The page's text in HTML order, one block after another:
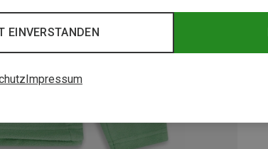
EINVERSTANDEN
Impressum